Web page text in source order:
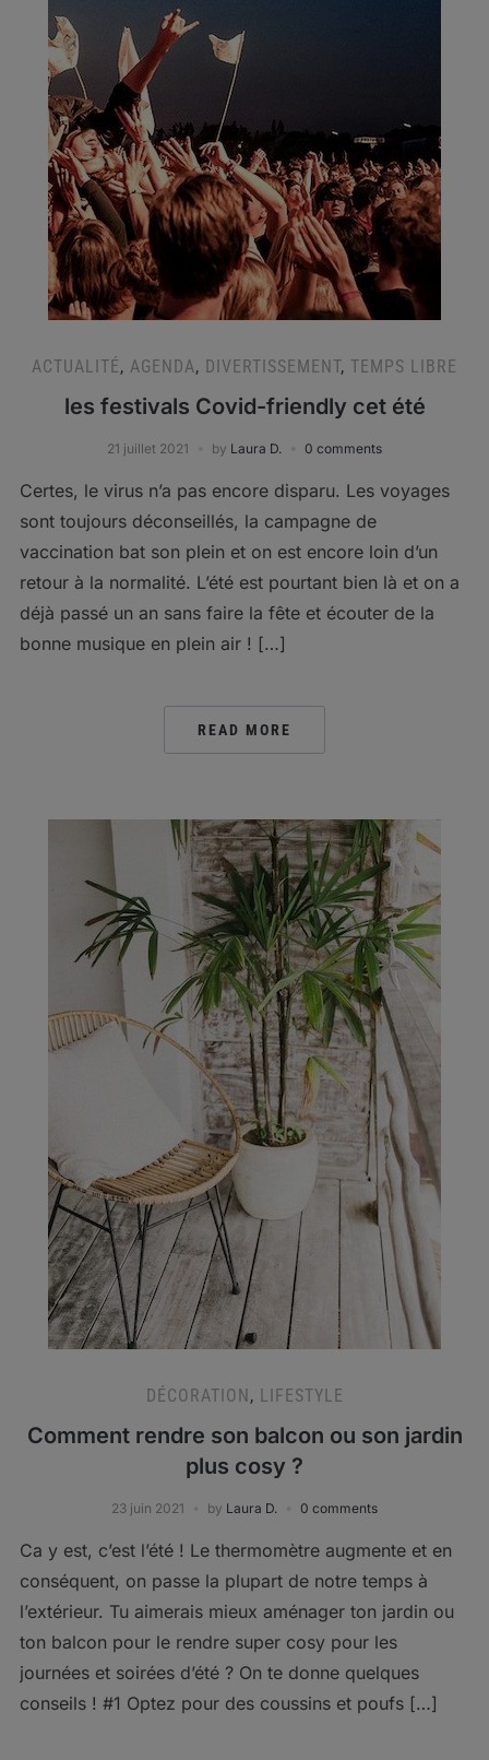
ACTUALITÉ, AGENDA, DIVERTISSEMENT, TEMPS LIBRE
les festivals Covid-friendly cet été
21 juillet 2021 by Laura D. 0 comments
Certes, le virus n’a pas encore disparu. Les voyages
sont toujours déconseillés, la campagne de
vaccination bat son plein et on est encore loin d’un
retour à la normalité. L’été est pourtant bien là et on a
déjà passé un an sans faire la fête et écouter de la
bonne musique en plein air ! […]
READ MORE
DÉCORATION, LIFESTYLE
Comment rendre son balcon ou son jardin
plus cosy ?
23 juin 2021 by Laura D. 0 comments
Ca y est, c’est l’été ! Le thermomètre augmente et en
conséquent, on passe la plupart de notre temps à
l’extérieur. Tu aimerais mieux aménager ton jardin ou
ton balcon pour le rendre super cosy pour les
journées et soirées d’été ? On te donne quelques
conseils ! #1 Optez pour des coussins et poufs […]